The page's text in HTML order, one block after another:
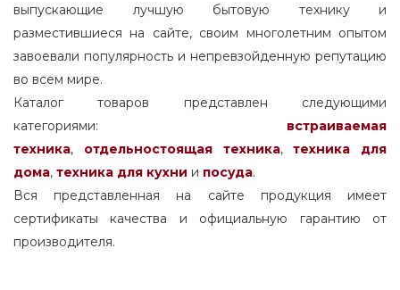
выпускающие лучшую бытовую технику и
разместившиеся на сайте, своим многолетним опытом
завоевали популярность и непревзойденную репутацию
во всем мире.
Каталог товаров представлен следующими
категориями: встраиваемая
техника, отдельностоящаятехника,
техника для
дома, техника для кухни и посуда.
Вся представленная на сайте продукция имеет
сертификаты качества и официальную гарантию от
производителя.